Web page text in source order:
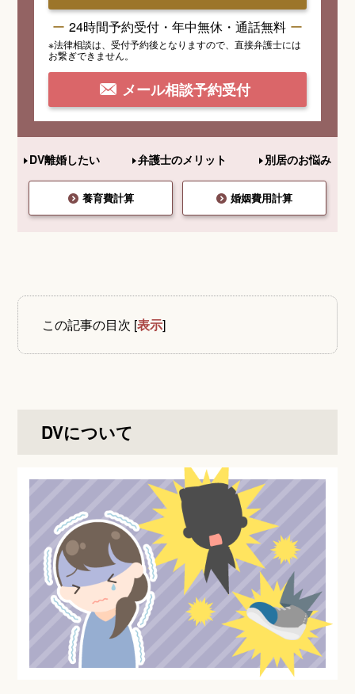
24時間予約受付・年中無休・通話無料
※法律相談は、受付予約後となりますので、 直接弁護士には
お繋ぎできません。
メール相談予約受付
DV離婚したい 弁護士のメリット 別居のお悩み
養育費計算 婚姻費用計算
この記事の目次 [表示]
DVについて